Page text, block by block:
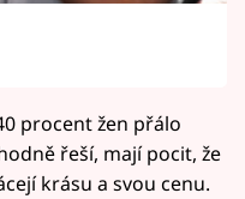
procent žen přálo
řeší, mají pocit, že
krásu a svou cenu.